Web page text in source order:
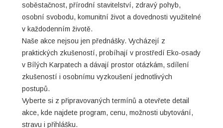
soběstačnost, přírodní stavitelství, zdravý pohyb,
osobní svobodu, komunitní život a dovednosti využitelné
v každodenním životě.
Naše akce nejsou jen přednášky. Vycházejí z
praktických zkušeností, probíhají v prostředí Eko-osady
v Bílých Karpatech a dávají prostor otázkám, sdílení
zkušeností i osobnímu vyzkoušení jednotlivých
postupů.
Vyberte si z připravovaných termínů a otevřete detail
akce, kde najdete program, cenu, možnosti ubytování,
stravu i přihlášku.